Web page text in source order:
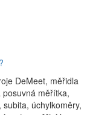
DeMeet, měřidla
měřítka,
úchylkoměry,